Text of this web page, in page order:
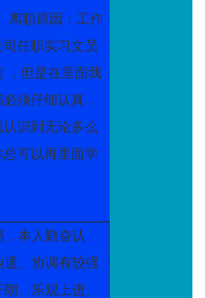
离职原因：工作
任职实习文员
，但是在里面我
须仔细认真，
识到无论多么
可以再里面学
本人勤奋认
、协调有较强
、乐观上进、